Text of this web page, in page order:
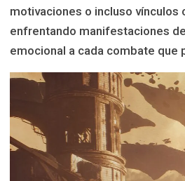
motivaciones o incluso
enfrentando manifestaciones
emocional a cada combate que